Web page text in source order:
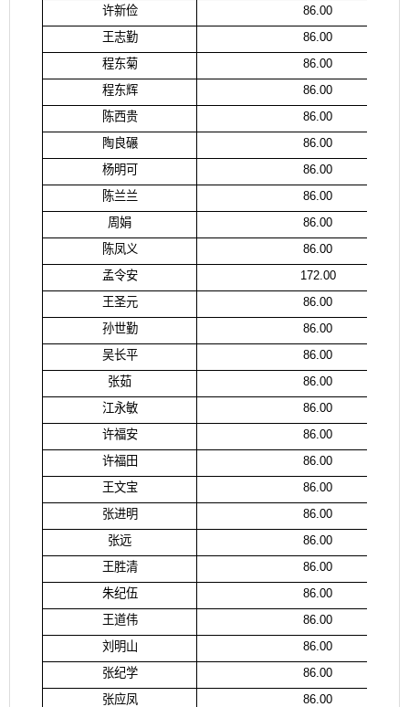
许新俭
86.00
王志勤
86.00
程东菊
86.00
程东辉
86.00
陈西贵
86.00
陶良碾
86.00
杨明可
86.00
陈兰兰
86.00
周娟
86.00
陈凤义
86.00
孟令安
172.00
王圣元
86.00
孙世勤
86.00
吴长平
86.00
张茹
86.00
江永敏
86.00
许福安
86.00
许福田
86.00
王文宝
86.00
张进明
86.00
张远
86.00
王胜清
86.00
朱纪伍
86.00
王道伟
86.00
刘明山
86.00
张纪学
86.00
张应凤
86.00